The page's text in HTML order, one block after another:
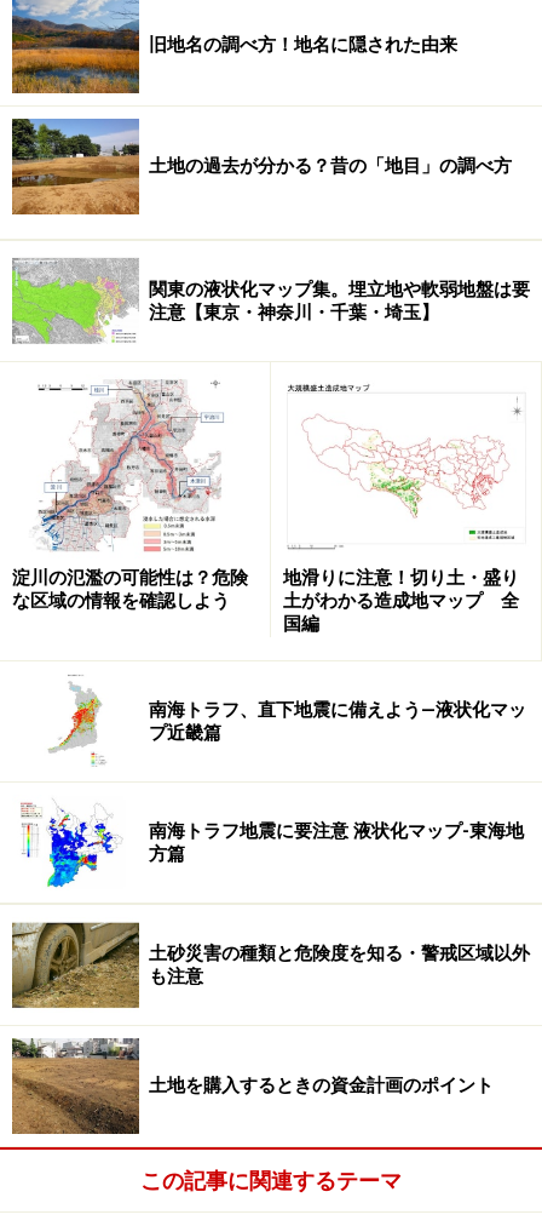
とに発表しているもので、今回が25回目です。
上昇が前回の107地区から122地区に増え、全体の81.3％
を占めるようになりました。上昇地区の増加は11回連続
で、8割を超えるのは第1回調査（平成20年1月1日時点）
以来6年ぶりのことです。下落は6地区（前回9地区）に
とどまり、横ばいは22地区（同34地区）となっていま
す。
下落地区があるのは東京圏と地方圏だけであり、名古屋
圏は3回連続ですべての地区が上昇、大阪圏は4回連続で
下落地区がゼロでした。地価の回復に遅れがみられる地
方圏でも32地区のうち65.6％にあたる21地区が上昇とな
り、下落は3地区にとどまっています。
平成24年から25年にかけて、東京都墨田区（とうきょう
スカイツリー駅周辺）、大阪市阿倍野区（阿倍野）、札
幌市中央区（宮の森）などで「3％以上6％未満の上昇」
をみせることもありましたが、それらの地区は今回、
「3％未満の上昇」に落ち着きました。
その一方で、今回は東京の銀座や名古屋駅前など3地区
が「3％以上6％未満の上昇」となり、リーマンショック
前の地価上昇期に似た傾向が現れ始めているのかもしれ
旧地名の調べ方！地名に隠された由来
土地の過去が分かる？昔の「地目」の調べ方
関東の液状化マップ集。埋立地や軟弱地盤は要
注意【東京・神奈川・千葉・埼玉】
淀川の氾濫の可能性は？危険
な区域の情報を確認しよう
地滑りに注意！切り土・盛り
土がわかる造成地マップ 全
国編
南海トラフ、直下地震に備えよう―液状化マッ
プ近畿篇
南海トラフ地震に要注意 液状化マップ-東海地
方篇
土砂災害の種類と危険度を知る・警戒区域以外
も注意
土地を購入するときの資金計画のポイント
この記事に関連するテーマ